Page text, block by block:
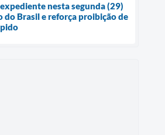
nesta segunda (29)
do Brasil e reforça proibição de